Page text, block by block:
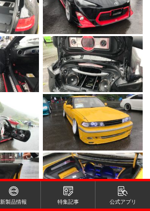
新製品情報 特集記事 公式アプリ